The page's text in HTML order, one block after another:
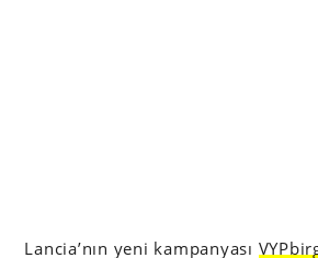
Lancia’nın yeni kampanyası